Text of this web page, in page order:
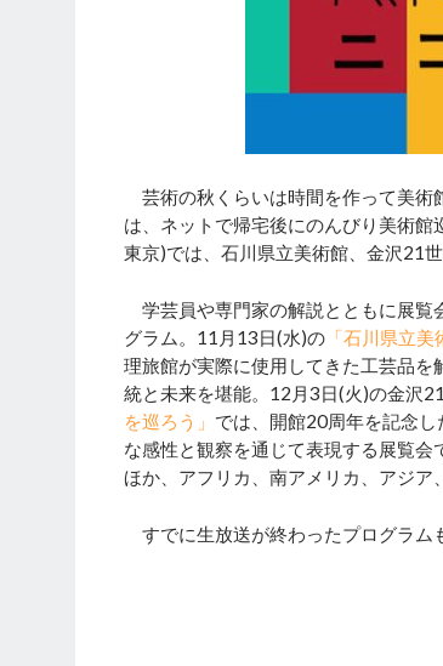
芸術の秋くらいは時間を作って美術
は、ネットで帰宅後にのんびり美術
東京)では、石川県立美術館、金沢21
学芸員や専門家の解説とともに展覧
グラム。11月13日(水)の 「石川県立
理旅館が実際に使用してきた工芸品
統と未来を堪能。12月3日(火)の金沢
を巡ろう」 では、開館20周年を記念
な感性と観察を通じて表現する展覧
ほか、アフリカ、南アメリカ、アジ
すでに生放送が終わったプログラム